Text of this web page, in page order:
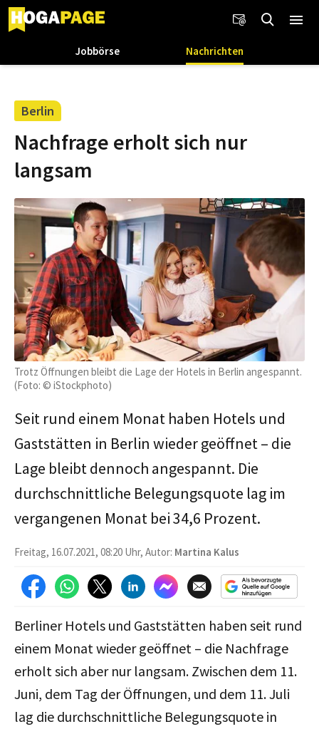
Jobbörse Nachrichten
Berlin
Nachfrage erholt sich nur
langsam
Trotz Öffnungen bleibt die Lage der Hotels in Berlin angespannt.
(Foto: © iStockphoto)
Seit rund einem Monat haben Hotels und
Gaststätten in Berlin wieder geöffnet – die
Lage bleibt dennoch angespannt. Die
durchschnittliche Belegungsquote lag im
vergangenen Monat bei 34,6 Prozent.
Freitag, 16.07.2021, 08:20 Uhr, Autor: Martina Kalus
Berliner Hotels und Gaststätten haben seit rund
einem Monat wieder geöffnet – die Nachfrage
erholt sich aber nur langsam. Zwischen dem 11.
Juni, dem Tag der Öffnungen, und dem 11. Juli
lag die durchschnittliche Belegungsquote in